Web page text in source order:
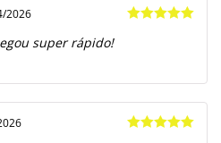
2026
super rápido!